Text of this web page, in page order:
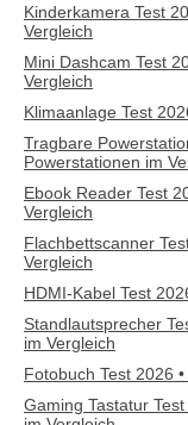
Kinderkamera Test
Vergleich
Mini Dashcam Test
Vergleich
Klimaanlage Test
Tragbare
Powerstationen im
Ebook Reader Test
Vergleich
Flachbettscanner
Vergleich
HDMI-Kabel Test
Standlautsprecher
im Vergleich
Fotobuch Test 2026
Gaming Tastatur